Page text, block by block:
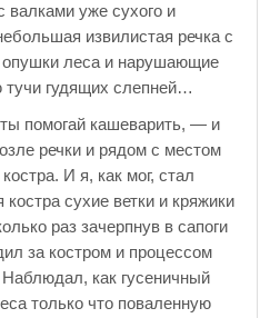
теннису в Пушкине
валками уже сухого и
извилистая речка с
опушки леса и нарушающие
гудящих слепней…
помогай кашеварить, — и
речки и рядом с местом
И я, как мог, стал
сухие ветки и кряжики
раз зачерпнув в сапоги
за костром и процессом
Наблюдал, как гусеничный
только что поваленную